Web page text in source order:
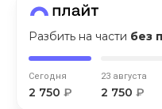
Разбить на части без
Сегодня
2 750 ₽
23 августа
2 750 ₽